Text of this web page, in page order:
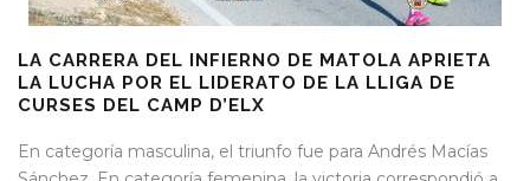
LA CARRERA DEL INFIERNO DE MATOLA APRIETA
LA LUCHA POR EL LIDERATO DE LA LLIGA DE
CURSES DEL CAMP D’ELX
En categoría masculina, el triunfo fue para Andrés Macías